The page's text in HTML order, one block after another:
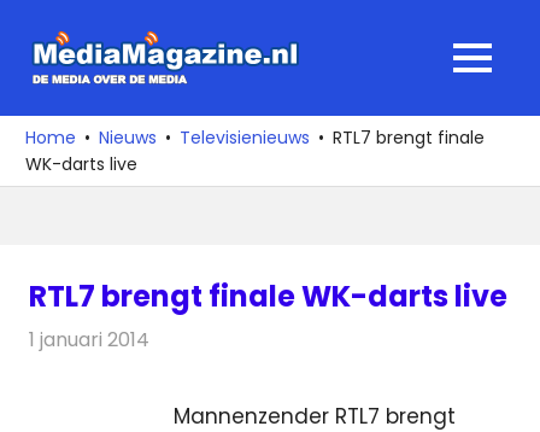
naar
media
over
de
MENU
Home Nieuws Televisienieuws
RTL7 brengt finale
WK-darts live
RTL7 brengt finale WK-darts live
1 januari 2014
Mannenzender RTL7 brengt